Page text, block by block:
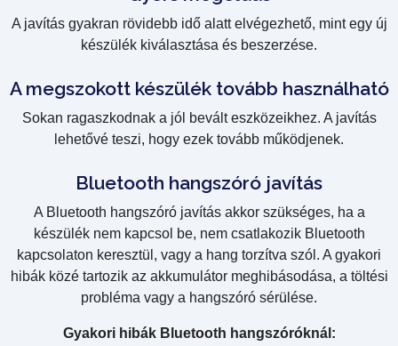
A javítás gyakran rövidebb idő alatt elvégezhető, mint egy új
készülék kiválasztása és beszerzése.
A megszokott készülék tovább használható
Sokan ragaszkodnak a jól bevált eszközeikhez. A javítás
lehetővé teszi, hogy ezek tovább működjenek.
Bluetooth hangszóró javítás
A Bluetooth hangszóró javítás akkor szükséges, ha a
készülék nem kapcsol be, nem csatlakozik Bluetooth
kapcsolaton keresztül, vagy a hang torzítva szól. A gyakori
hibák közé tartozik az akkumulátor meghibásodása, a töltési
probléma vagy a hangszóró sérülése.
Gyakori hibák Bluetooth hangszóróknál: